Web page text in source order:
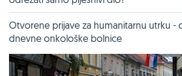
Otvorene prijave za humanitarnu utrku -
dnevne onkološke bolnice